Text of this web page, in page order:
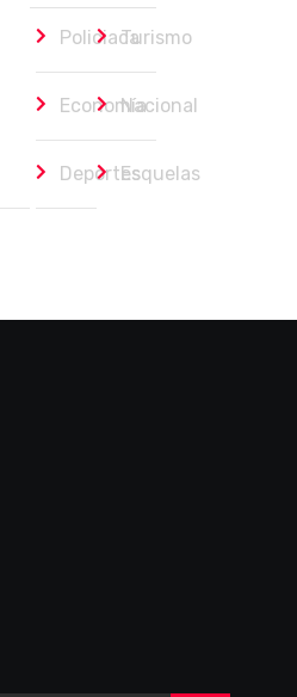
PoliciacaTurismo
EconomíaNacional
DeportesEsquelas